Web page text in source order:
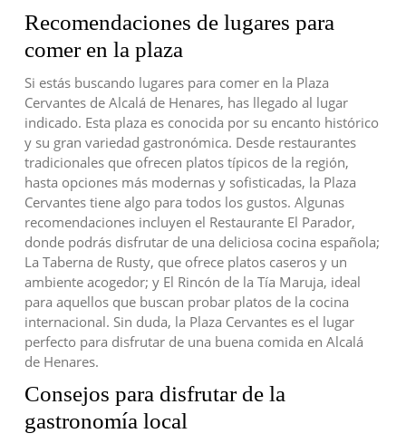
Recomendaciones de lugares para
comer en la plaza
Si estás buscando lugares para comer en la Plaza
Cervantes de Alcalá de Henares, has llegado al lugar
indicado. Esta plaza es conocida por su encanto histórico
y su gran variedad gastronómica. Desde restaurantes
tradicionales que ofrecen platos típicos de la región,
hasta opciones más modernas y sofisticadas, la Plaza
Cervantes tiene algo para todos los gustos. Algunas
recomendaciones incluyen el Restaurante El Parador,
donde podrás disfrutar de una deliciosa cocina española;
La Taberna de Rusty, que ofrece platos caseros y un
ambiente acogedor; y El Rincón de la Tía Maruja, ideal
para aquellos que buscan probar platos de la cocina
internacional. Sin duda, la Plaza Cervantes es el lugar
perfecto para disfrutar de una buena comida en Alcalá
de Henares.
Consejos para disfrutar de la
gastronomía local